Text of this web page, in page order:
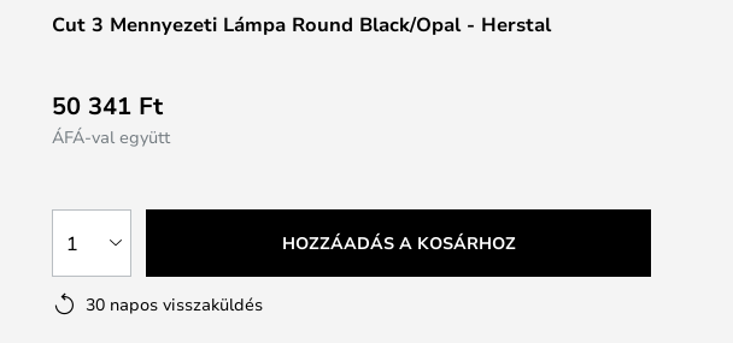
Cut 3 Mennyezeti Lámpa Round Black/Opal - Herstal
50 341 Ft
ÁFÁ-val együtt
1 HOZZÁADÁS A KOSÁRHOZ
30 napos visszaküldés